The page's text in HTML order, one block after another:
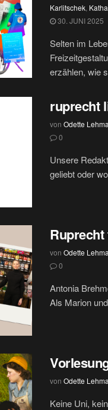
Karlitschek,
30. JUNI 2025
Selten im
erzählen, wie
ruprecht
von Odette
0
Unsere
geliebt oder
von Odette
0
Antonia
Als Marion
von Odette
Keine Uni,